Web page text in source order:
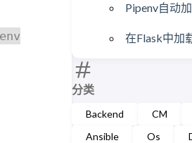
Pipenv自动
在Flask中加
分类
Backend CM
Ansible
Os